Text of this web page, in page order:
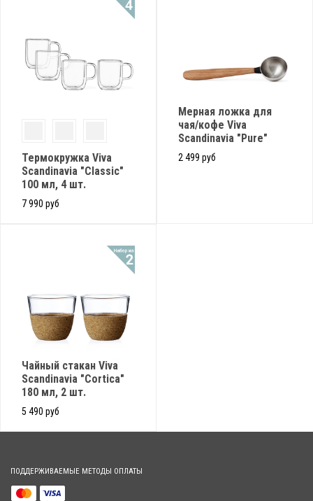
Термокружка Viva
Scandinavia "Classic"
100 мл, 4 шт.
7 990 руб
Мерная ложка для
чая/кофе Viva
Scandinavia "Pure"
2 499 руб
Чайный стакан Viva
Scandinavia "Cortica"
180 мл, 2 шт.
5 490 руб
ПОДДЕРЖИВАЕМЫЕ МЕТОДЫ ОПЛАТЫ